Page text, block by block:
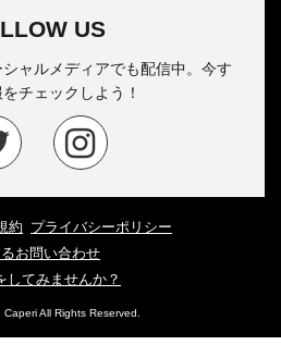
US
ャルメディアでも配信中。今す
チェックしよう！
約 プライバシーポリシー
お問い合わせ
してみませんか？
All Rights Reserved.